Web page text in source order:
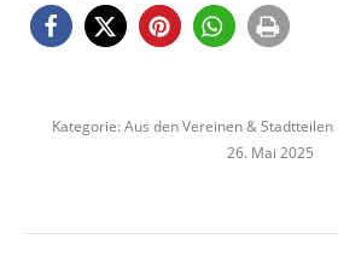
Kategorie:Aus den Vereinen & Stadtteilen
26. Mai 2025